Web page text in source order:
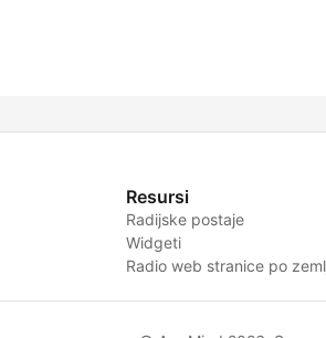
Resursi
Radijske postaje
Widgeti
Radio web stranice po